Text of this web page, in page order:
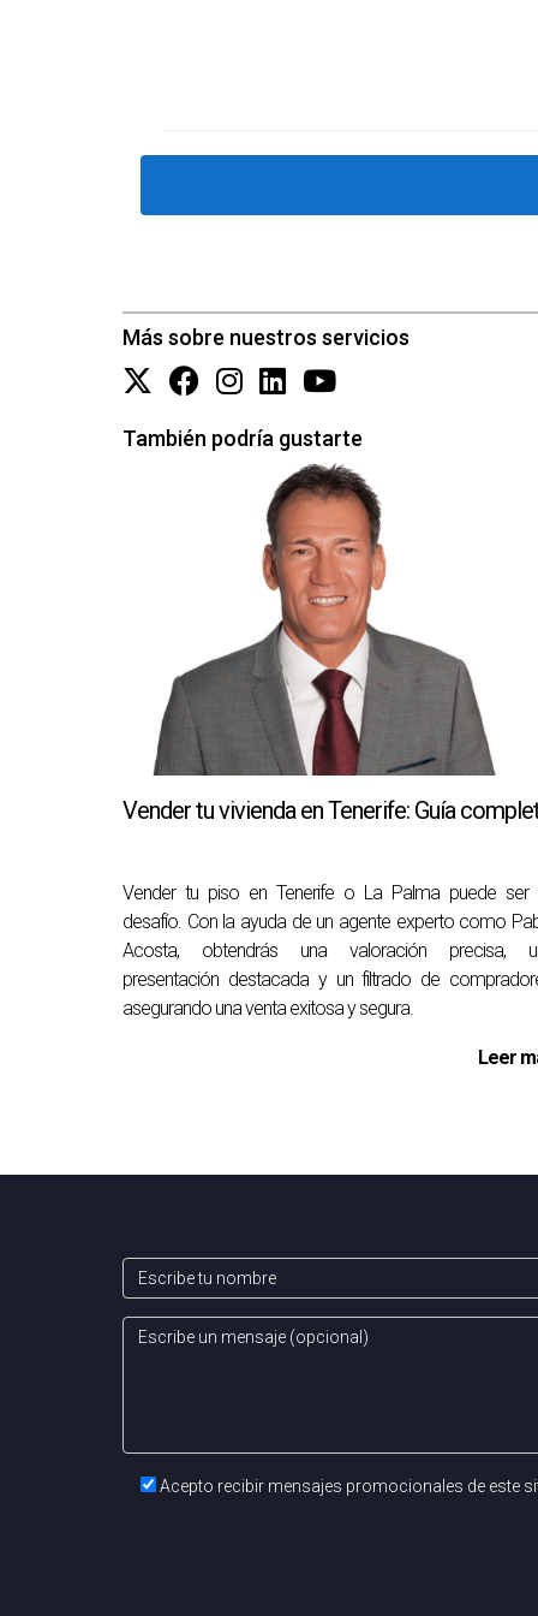
considerar la experiencia, las estrategias
propietarios como tú, Pablo Acosta está
sobreprecio irreal; Consulta hoy mismo con
siguiente paso hacia una venta exitosa,
Preguntas Frecuentes
¿Por qué es importante elegir un
La experiencia permite al agente entender
¿Cómo puedo saber si mi propiedad
Un análisis comparativo realizado por un
mercado.
¿Qué papel juega el marketing en la
Un buen marketing atrae más compradores
¿Cuánto tiempo suele tardar la
El tiempo varía según varios factores como
proceso significativamente.
¿Qué debo hacer si mi propiedad no
dispuestos a pagar. Si deseas obtener
Más sobre nuestros servicios
También podría gustarte
Vender tu vivienda en Tenerife: Guía
Vender tu piso en Tenerife o La Palma puede ser
desafío. Con la ayuda de un agente experto como
Acosta, obtendrás una valoración precisa,
presentación destacada y un filtrado de
asegurando una venta exitosa y segura.
Leer
Acepto recibir mensajes promocionales de este